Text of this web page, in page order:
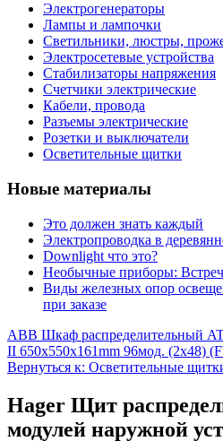
Электрогенераторы
Лампы и лампочки
Светильники, люстры,
Электросетевые устройства
Стабилизаторы напряжения
Счетчики электрические
Кабели, провода
Разъемы электрические
Розетки и выключатели
Осветительные щитки
Новые материалы
Это должен знать каждый
Электропроводка в
Downlight что это?
Необычные приборы:
Виды железных опор
при заказе
ABB Шкаф распределительный
II 650х550х161mm 96мод. (2х48)
Вернуться к: Осветительные
Hager Щит
модулей наружной